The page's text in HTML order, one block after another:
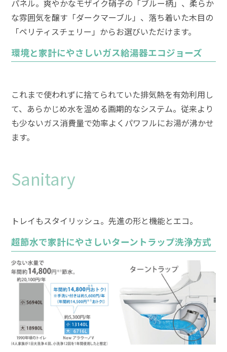
パネル。爽やかなモザイク硝子の「ブルー柄」、柔らか
な雰囲気を醸す「ダークマーブル」、落ち着いた木目の
「ペリティスチェリー」からお選びいただけます。
環境と家計にやさしいガス給湯器エコジョーズ
これまで使われずに捨てられていた排気熱を有効利用し
て、あらかじめ水を温める画期的なシステム。従来より
も少ないガス消費量で効率よくパワフルにお湯が沸かせ
ます。
Sanitary
トレイもスタイリッシュ。先進の形と機能とエコ。
超節水で家計にやさしいターントラップ洗浄方式